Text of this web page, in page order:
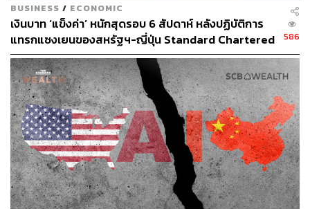
การลงทุนในภาคอสังหาริมทรัพย์ยังมีทิศทางชะลอ
กดดันความเชื่อมั่นผู้บริโภคในประเทศ แม้ทางการจะ
ทยอยออกมาตรการกระตุ้นภาคอสังหาริมทรัพย์ แต่
ระดับราคาที่อยู่อาศัย ยอดขาย และการลงทุนในภาค
อสังหาริมทรัพย์ยังปรับลดลง ซึ่งความมั่งคั่งของครัว
เรือนในจีนอยู่ในภาคอสังหาริมทรัพย์ราว 70%
ปัญหาเงินฝืดยังเป็นความเสี่ยงสำคัญต่อการฟื้นตัวของ
ภาคการบริโภค ในการประชุมสองสภาของจีนได้ปรับ
ลดเป้าหมายเงินเฟ้อปี 2568 ลงอยู่ที่ 2% สะท้อนว่า
เงินเฟ้อจีนยังมีแนวโน้มอยู่ในระดับต่ำ โดยล่าสุด
เงินเฟ้อในส่วนของภาคบริการที่เคยเป็นปัจจัยหนุน
BUSINESS / ECONOMIC
เงินบาท ‘แข็งค่า’ หนักสุดรอบ 6 สัปดาห์ หลังปฏิบัติการ
แทรกแซงเยนของสหรัฐฯ-ญี่ปุ่น Standard Chartered
เปิดเป้าสิ้นปีนี้จ่อแข็งต่อแตะ 32.50 บาทต่อดอลลาร์
586